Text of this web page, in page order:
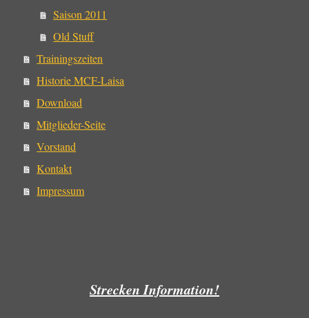
Saison 2011
Old Stuff
Trainingszeiten
Historie MCF-Laisa
Download
Mitglieder-Seite
Vorstand
Kontakt
Impressum
Strecken Information!